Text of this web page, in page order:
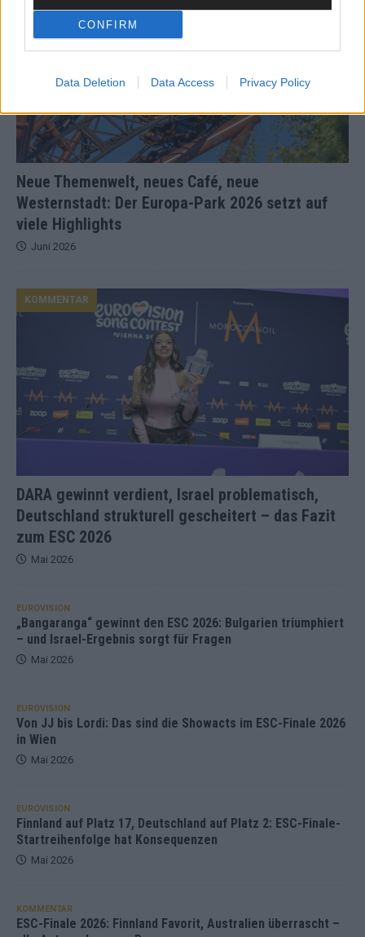
CONFIRM
Data Deletion Data Access Privacy Policy
Neue Themenwelt, neues Café, neue
Westernstadt: Der Europa-Park 2026 setzt auf
viele Highlights
Juni 2026
DARA gewinnt verdient, Israel problematisch,
Deutschland strukturell gescheitert – das Fazit
zum ESC 2026
KOMMENTAR
Mai 2026
EUROVISION
„Bangaranga“ gewinnt den ESC 2026: Bulgarien triumphiert
– und Israel-Ergebnis sorgt für Fragen
Mai 2026
EUROVISION
Von JJ bis Lordi: Das sind die Showacts im ESC-Finale 2026
in Wien
Mai 2026
EUROVISION
Finnland auf Platz 17, Deutschland auf Platz 2: ESC-Finale-
Startreihenfolge hat Konsequenzen
Mai 2026
KOMMENTAR
ESC-Finale 2026: Finnland Favorit, Australien überrascht –